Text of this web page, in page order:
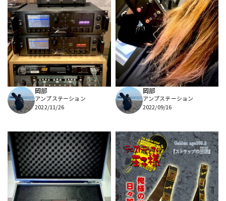
岡部
アンプステーション
2022/11/26
岡部
アンプステーション
2022/09/16